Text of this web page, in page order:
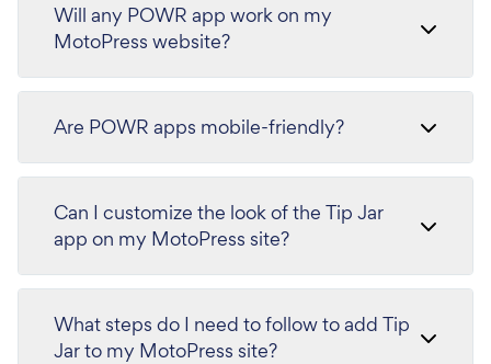
Will any POWR app work on my
MotoPress website?
Are POWR apps mobile-friendly?
Can I customize the look of the Tip Jar
app on my MotoPress site?
What steps do I need to follow to add Tip
Jar to my MotoPress site?